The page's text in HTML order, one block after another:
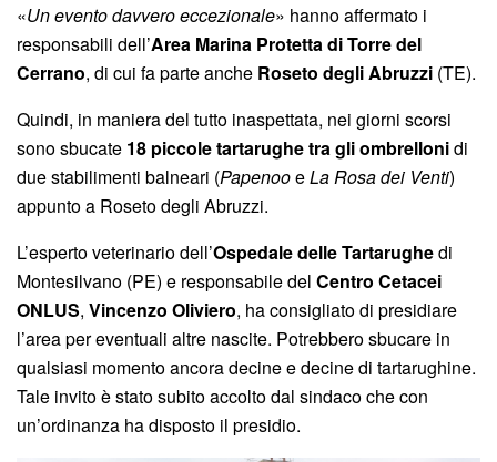
«Un evento davvero eccezionale» hanno affermato i
responsabili dell’Area Marina Protetta di Torre del
Cerrano, di cui fa parte anche Roseto degli Abruzzi (TE).
Quindi, in maniera del tutto inaspettata, nei giorni scorsi
sono sbucate 18 piccole tartarughe tra gli ombrellonidi
due stabilimenti balneari (PapenooeLa Rosa dei Venti)
appunto a Roseto degli Abruzzi.
L’esperto veterinario dell’Ospedale delle Tartarughedi
Montesilvano (PE) e responsabile del Centro Cetacei
ONLUS, Vincenzo Oliviero, ha consigliato di presidiare
l’area per eventuali altre nascite. Potrebbero sbucare in
qualsiasi momento ancora decine e decine di tartarughine.
Tale invito è stato subito accolto dal sindaco che con
un’ordinanza ha disposto il presidio.